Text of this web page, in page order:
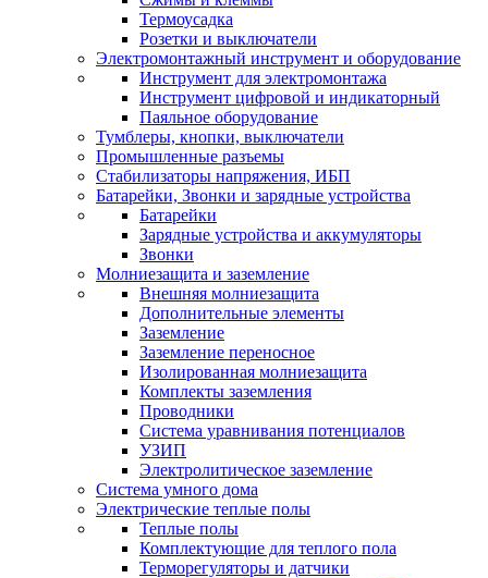
Термоусадка
Розетки и выключатели
Электромонтажный инструмент и оборудование
Инструмент для электромонтажа
Инструмент цифровой и индикаторный
Паяльное оборудование
Тумблеры, кнопки, выключатели
Промышленные разъемы
Стабилизаторы напряжения, ИБП
Батарейки, Звонки и зарядные устройства
Батарейки
Зарядные устройства и аккумуляторы
Звонки
Молниезащита и заземление
Внешняя молниезащита
Дополнительные элементы
Заземление
Заземление переносное
Изолированная молниезащита
Комплекты заземления
Проводники
Система уравнивания потенциалов
УЗИП
Электролитическое заземление
Система умного дома
Электрические теплые полы
Теплые полы
Комплектующие для теплого пола
Терморегуляторы и датчики